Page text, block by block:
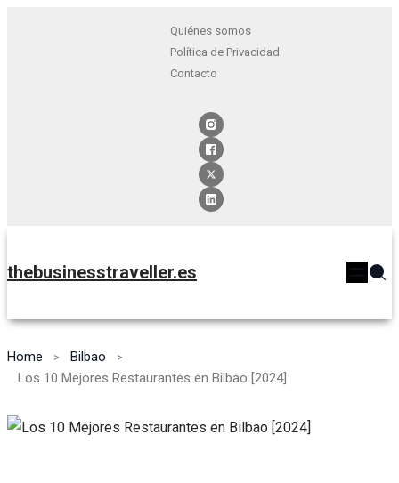
Quiénes somos
Política de Privacidad
Contacto
thebusinesstraveller.es
Home
Bilbao
Los 10 Mejores Restaurantes en Bilbao [2024]